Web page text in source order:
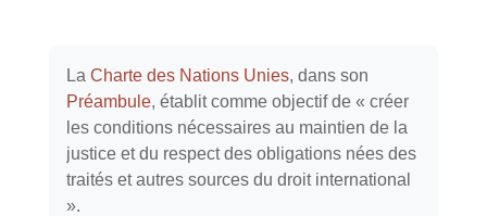
La Charte des Nations Unies, dans son
Préambule, établit comme objectif de « créer
les conditions nécessaires au maintien de la
justice et du respect des obligations nées des
traités et autres sources du droit international
».